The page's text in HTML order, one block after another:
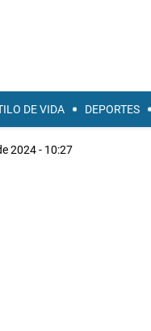
DE VIDA DEPORTES
2024 - 10:27